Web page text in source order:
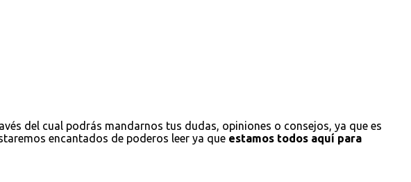
del cual podrás mandarnos tus dudas, opiniones o consejos, ya que es
encantados de poderos leer ya que estamos todos aquí para